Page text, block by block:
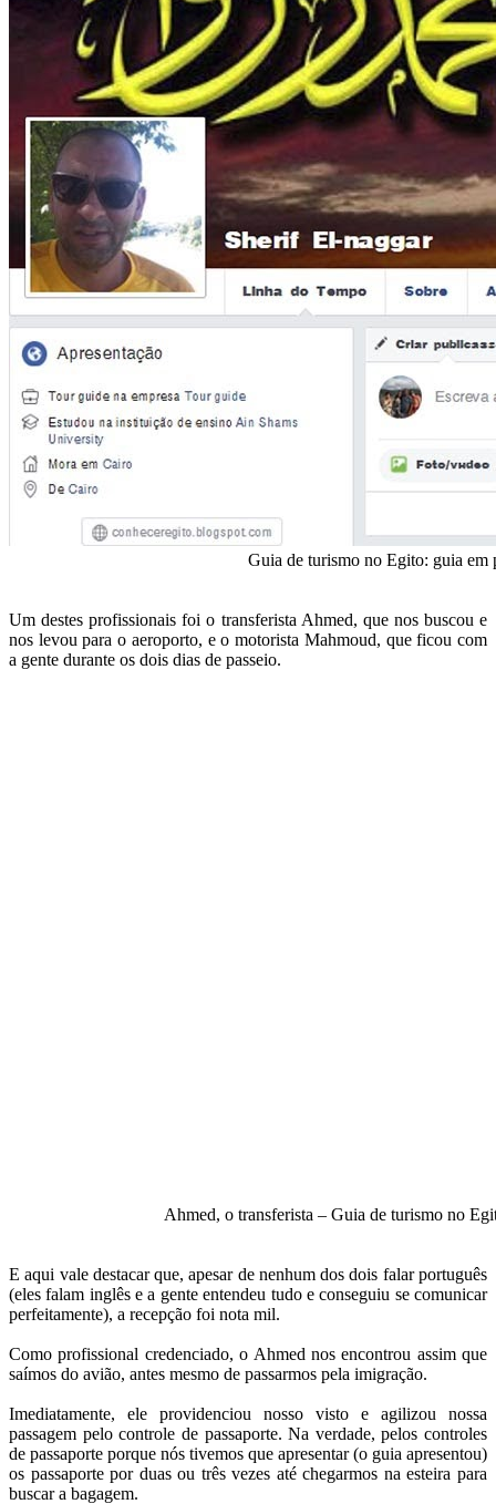
Guia de turismo no Egito: guia em
Um destes profissionais foi o transferista Ahmed, que nos buscou e
nos levou para o aeroporto, e o motorista Mahmoud, que ficou com
a gente durante os dois dias de passeio.
Ahmed, o transferista – Guia de turismo no
E aqui vale destacar que, apesar de nenhum dos dois falar português
(eles falam inglês e a gente entendeu tudo e conseguiu se comunicar
perfeitamente), a recepção foi nota mil.
Como profissional credenciado, o Ahmed nos encontrou assim que
saímos do avião, antes mesmo de passarmos pela imigração.
Imediatamente, ele providenciou nosso visto e agilizou nossa
passagem pelo controle de passaporte. Na verdade, pelos controles
de passaporte porque nós tivemos que apresentar (o guia apresentou)
os passaporte por duas ou três vezes até chegarmos na esteira para
buscar a bagagem.